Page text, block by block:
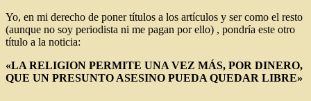
Yo, en mi derecho de poner títulos a los artículos y ser como el resto
(aunque no soy periodista ni me pagan por ello) , pondría este otro
título a la noticia:
«LA RELIGION PERMITE UNA VEZ MÁS, POR DINERO,
QUE UN PRESUNTO ASESINO PUEDA QUEDAR LIBRE»